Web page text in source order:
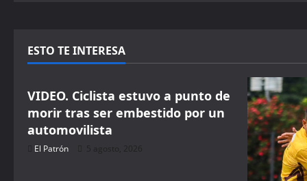
ESTO TE INTERESA
VIDEO. Ciclista estuvo a punto de
morir tras ser embestido por un
automovilista
El Patrón 5 agosto, 2026